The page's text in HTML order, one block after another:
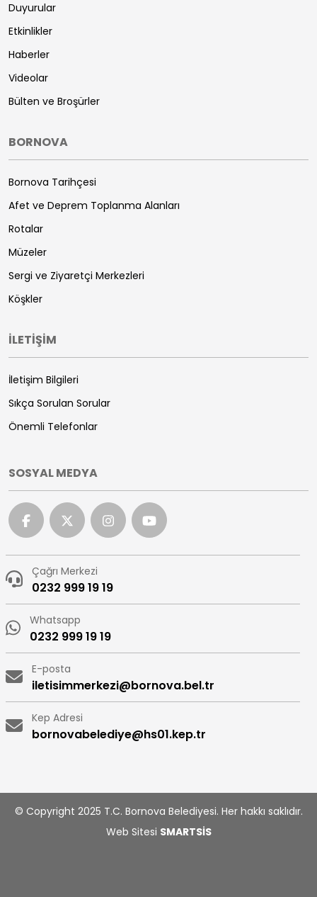
Duyurular
Etkinlikler
Haberler
Videolar
Bülten ve Broşürler
BORNOVA
Bornova Tarihçesi
Afet ve Deprem Toplanma Alanları
Rotalar
Müzeler
Sergi ve Ziyaretçi Merkezleri
Köşkler
İLETİŞİM
İletişim Bilgileri
Sıkça Sorulan Sorular
Önemli Telefonlar
SOSYAL MEDYA
Çağrı Merkezi
0232 999 19 19
Whatsapp
0232 999 19 19
E-posta
iletisimmerkezi@bornova.bel.tr
Kep Adresi
bornovabelediye@hs01.kep.tr
© Copyright 2025 T.C. Bornova Belediyesi. Her hakkı saklıdır.
Web Sitesi SMARTSİS